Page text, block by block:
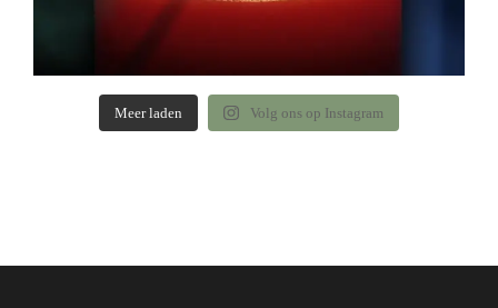
Meer laden Volg ons op Instagram